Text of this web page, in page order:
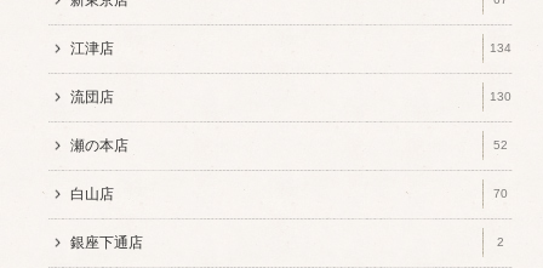
江津店 134
流団店 130
瀬の本店 52
白山店 70
銀座下通店 2